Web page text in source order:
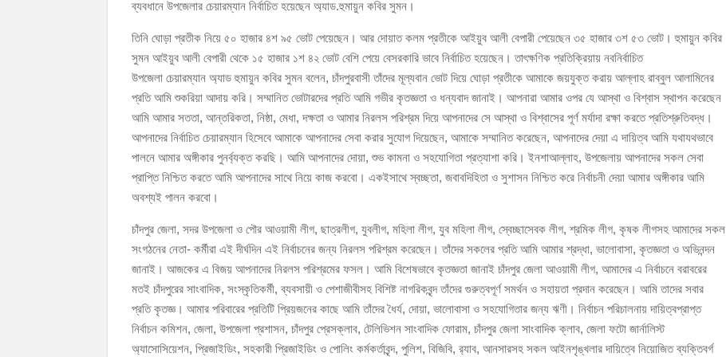
কচুয়ায় পৃথক অভিযানে ২০১ পিস ইয়াবা ও ৫০ গ্রাম গাঁজাসহ ৩ মাদক কারবারি গ্রেপ্তার
ব্যবধানে উপজেলার চেয়ারম্যান নির্বাচিত হয়েছেন অ্যাড.হুমায়ুন কবির সুমন।
তিনি ঘোড়া প্রতীক নিয়ে ৫০ হাজার ৪শ ৯৫ ভোট পেয়েছেন। আর দোয়াত কলম প্রতীকে আইয়ুব আলী বেপারী পেয়েছেন ৩৫ হাজার ৩শ ৫৩ ভোট। হুমায়ুন কবির
সুমন আইয়ুব আলী বেপারী থেকে ১৫ হাজার ১শ ৪২ ভোট বেশি পেয়ে বেসরকারি ভাবে নির্বাচিত হয়েছেন। তাৎক্ষণিক প্রতিক্রিয়ায় নবনির্বাচিত
উপজেলা চেয়ারম্যান অ্যাড হুমায়ুন কবির সুমন বলেন, চাঁদপুরবাসী তাঁদের মূল্যবান ভোট দিয়ে ঘোড়া প্রতীকে আমাকে জয়যুক্ত করায় আল্লাহ রাব্বুল আলামিনের
প্রতি আমি শুকরিয়া আদায় করি। সম্মানিত ভোটারদের প্রতি আমি গভীর কৃতজ্ঞতা ও ধন্যবাদ জানাই। আপনারা আমার ওপর যে আস্থা ও বিশ্বাস স্থাপন করেছেন
আমি আমার সততা, আন্তরিকতা, নিষ্ঠা, মেধা, দক্ষতা ও আমার নিরলস পরিশ্রম দিয়ে আপনাদের সে আস্থা ও বিশ্বাসের পূর্ণ মর্যাদা রক্ষা করতে প্রতিশ্রুতিবদ্ধ।
আপনাদের নির্বাচিত চেয়ারম্যান হিসেবে আমাকে আপনাদের সেবা করার সুযোগ দিয়েছেন, আমাকে সম্মানিত করেছেন, আপনাদের দেয়া এ দায়িত্ব আমি যথাযথভাবে
পালনে আমার অঙ্গীকার পুনর্ব্যক্ত করছি। আমি আপনাদের দোয়া, শুভ কামনা ও সহযোগিতা প্রত্যাশা করি। ইনশাআল্লাহ, উপজেলায় আপনাদের সকল সেবা
প্রাপ্তি নিশ্চিত করতে আমি আপনাদের সাথে নিয়ে কাজ করবো। একইসাথে স্বচ্ছতা, জবাবদিহিতা ও সুশাসন নিশ্চিত করে নির্বাচনী দেয়া আমার অঙ্গীকার আমি
অবশ্যই পালন করবো।
চাঁদপুর জেলা, সদর উপজেলা ও পৌর আওয়ামী লীগ, ছাত্রলীগ, যুবলীগ, মহিলা লীগ, যুব মহিলা লীগ, স্বেচ্ছাসেবক লীগ, শ্রমিক লীগ, কৃষক লীগসহ আমাদের সকল
সংগঠনের নেতা- কর্মীরা এই দীর্ঘদিন এই নির্বাচনের জন্য নিরলস পরিশ্রম করেছেন। তাঁদের সকলের প্রতি আমি আমার শ্রদ্ধা, ভালোবাসা, কৃতজ্ঞতা ও অভিনন্দন
জানাই। আজকের এ বিজয় আপনাদের নিরলস পরিশ্রমের ফসল। আমি বিশেষভাবে কৃতজ্ঞতা জানাই চাঁদপুর জেলা আওয়ামী লীগ, আমাদের এ নির্বাচনে বরাবরের
মতই চাঁদপুরের সাংবাদিক, সংস্কৃতিকর্মী, ব্যবসায়ী ও পেশাজীবীসহ বিশিষ্ট নাগরিকবৃন্দ তাঁদের গুরুত্বপূর্ণ সমর্থন ও সহায়তা প্রদান করেছেন। আমি তাদের সবার
প্রতি কৃতজ্ঞ। আমার পরিবারের প্রতিটি প্রিয়জনের কাছে আমি তাঁদের ধৈর্য, দোয়া, ভালোবাসা ও সহযোগিতার জন্য ঋণী। নির্বাচন পরিচালনায় দায়িত্বপ্রাপ্ত
নির্বাচন কমিশন, জেলা, উপজেলা প্রশাসন, চাঁদপুর প্রেসক্লাব, টেলিভিশন সাংবাদিক ফোরাম, চাঁদপুর জেলা সাংবাদিক ক্লাব, জেলা ফটো জার্নালিস্ট
অ্যাসোসিয়েশন, প্রিজাইডিং, সহকারী প্রিজাইডিং ও পোলিং কর্মকর্তাবৃন্দ, পুলিশ, বিজিবি, র‍্যাব, আনসারসহ সকল আইনশৃঙ্খলার দায়িত্বে নিয়োজিত ব্যক্তিবর্গ